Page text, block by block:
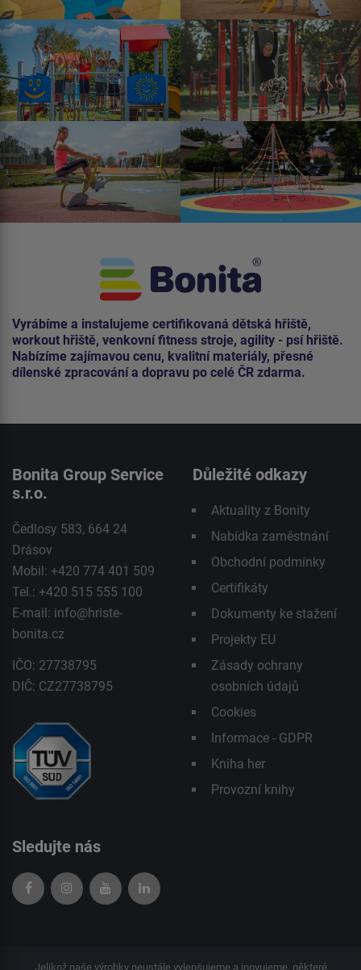
Vyrábíme a instalujeme certifikovaná dětská hřiště,
workout hřiště, venkovní fitness stroje, agility - psí hřiště.
Nabízíme zajímavou cenu, kvalitní materiály, přesné
dílenské zpracování a dopravu po celé ČR zdarma.
Bonita Group Service
s.r.o.
Čedlosy 583, 664 24
Drásov
Mobil: +420 774 401 509
Tel.: +420 515 555 100
E-mail: info@hriste-
bonita.cz
IČO: 27738795
DIČ: CZ27738795
Důležité odkazy
Aktuality z Bonity
Nabídka zaměstnání
Obchodní podmínky
Certifikáty
Dokumenty ke stažení
Projekty EU
Zásady ochrany
osobních údajů
Cookies
Informace - GDPR
Kniha her
Provozní knihy
Sledujte nás
Jelikož naše výrobky neustále vylepšujeme a inovujeme, některé